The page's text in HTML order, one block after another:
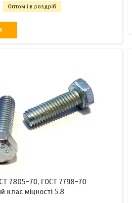
Оптом і в роздріб
7805-70, ГОСТ 7798-70
клас міцності 5.8